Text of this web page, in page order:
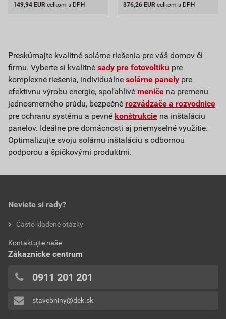
149,94 EUR celkom s DPH 376,26 EUR celkom s DPH
Preskúmajte kvalitné solárne riešenia pre váš domov či
firmu. Vyberte si kvalitné sady pre fotovoltiku pre
komplexné riešenia, individuálne solárne panely pre
efektívnu výrobu energie, spoľahlivé meniče na premenu
jednosmerného prúdu, bezpečné rozvádzače a rozvodnice
pre ochranu systému a pevné konštrukcie na inštaláciu
panelov. Ideálne pre domácnosti aj priemyselné využitie.
Optimalizujte svoju solárnu inštaláciu s odbornou
podporou a špičkovými produktmi.
Neviete si rady?
Často kladené otázky
Kontaktujte naše
Zákaznícke centrum
0911 201 201
stavebniny@dek.sk